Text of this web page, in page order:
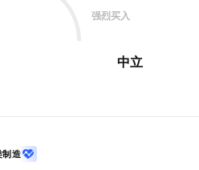
强烈买入
中立
制造